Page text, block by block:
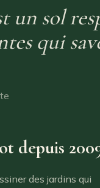
un sol
qui
depuis
des jardins qui